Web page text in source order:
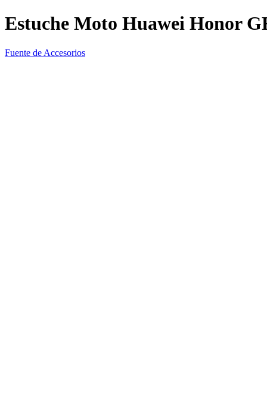
Estuche Moto Huawei Honor
Fuente de Accesorios